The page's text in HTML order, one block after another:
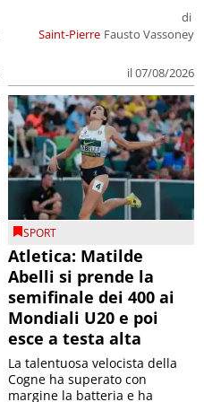
Saint-Pierre
di
Fausto Vassoney
il 07/08/2026
SPORT
Atletica: Matilde
Abelli si prende la
semifinale dei 400 ai
Mondiali U20 e poi
esce a testa alta
La talentuosa velocista della
Cogne ha superato con
margine la batteria e ha